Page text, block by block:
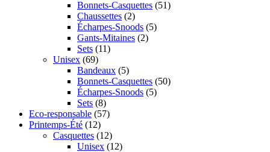
Bonnets-Casquettes (51)
Chaussettes (2)
Écharpes-Snoods (5)
Gants-Mitaines (2)
Sets (11)
Unisex (69)
Bandeaux (5)
Bonnets-Casquettes (50)
Écharpes-Snoods (5)
Sets (8)
Eco-responsable (57)
Printemps-Été (12)
Casquettes (12)
Unisex (12)